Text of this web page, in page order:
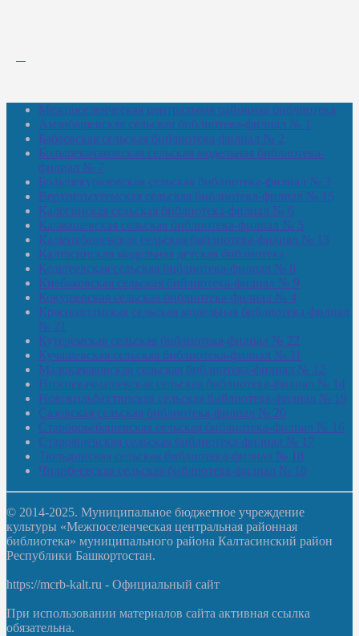
Межпоселенческая центральная районная библиотека
Амзибашевская сельская библиотека-филиал № 1
Бабаевская сельская библиотека-филиал № 2
Большекачаковская сельская модельная библиотека-
филиал № 7
Большекуразовская сельская библиотека-филиал № 3
Верхнетыхтемская сельская библиотека-филиал № 15
Калегинская сельская библиотека-филиал № 6
Калмашевская сельская библиотека-филиал № 5
Калмиябашевская сельская библиотека-филиал № 13
Калтасинская модельная детская библиотека
Кельтеевская сельская библиотека-филиал № 8
Киебаковская сельская библиотека-филиал № 9
Кокушевская сельская библиотека-филиал № 4
Краснохолмская сельская модельная библиотека-филиал
№ 21
Кутеремская сельская библиотека-филиал № 22
Кучашевская сельская библиотека-филиал № 11
Малокачаковская сельская библиотека-филиал № 12
Нижнекачмашевская сельская библиотека-филиал № 14
Новокильбахтинская сельская библиотека-филиал № 19
Сазовская сельская библиотека-филиал № 20
Староорьебашевская сельская библиотека-филиал № 16
Старояшевская сельская библиотека-филиал № 17
Тюльдинская сельская библиотека-филиал № 18
Чилибеевская сельская библиотека-филиал № 10
© 2014-2025. Муниципальное бюджетное учреждение
культуры «Межпоселенческая центральная районная
библиотека» муниципального района Калтасинский район
Республики Башкортостан.
https://mcrb-kalt.ru - Официальный сайт
При использовании материалов сайта активная ссылка
обязательна.